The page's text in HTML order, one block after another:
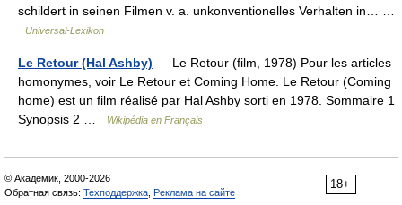
schildert in seinen Filmen v. a. unkonventionelles Verhalten in… …
Universal-Lexikon
Le Retour (Hal Ashby) — Le Retour (film, 1978) Pour les articles
homonymes, voir Le Retour et Coming Home. Le Retour (Coming
home) est un film réalisé par Hal Ashby sorti en 1978. Sommaire 1
Synopsis 2 …
Wikipédia en Français
18+
© Академик, 2000-2026
Обратная связь: Техподдержка Реклама на сайте